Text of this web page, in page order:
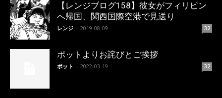
【レンジブログ158】彼女がフィリピン
へ帰国、関西国際空港で見送り
レンジ - 2019-08-09 32
ポットよりお詫びとご挨拶
ポット - 2022-03-19 32